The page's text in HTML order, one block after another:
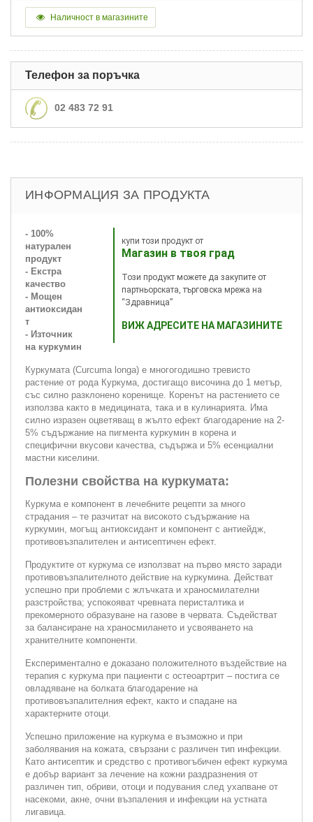
Наличност в магазините
Телефон за поръчка
02 483 72 91
ИНФОРМАЦИЯ ЗА ПРОДУКТА
купи този продукт от
Магазин в твоя град
Този продукт можете да закупите от
партньорската, търговска мрежа на
“Здравница”
ВИЖ АДРЕСИТЕ НА МАГАЗИНИТЕ
- 100%
натурален
продукт
- Екстра
качество
- Мощен
антиоксидан
т
- Източник
на куркумин
Куркумата (Curcuma longa) е многогодишно тревисто
растение от рода Куркума, достигащо височина до 1 метър,
със силно разклонено коренище. Коренът на растението се
използва както в медицината, така и в кулинарията. Има
силно изразен оцветяващ в жълто ефект благодарение на 2-
5% съдържание на пигмента куркумин в корена и
специфични вкусови качества, съдържа и 5% есенциални
мастни киселини.
Полезни свойства на куркумата:
Куркума е компонент в лечебните рецепти за много
страдания – те разчитат на високото съдържание на
куркумин, могъщ антиоксидант и компонент с антиейдж,
противовъзпалителен и антисептичен ефект.
Продуктите от куркума се използват на първо място заради
противовъзпалителното действие на куркумина. Действат
успешно при проблеми с жлъчката и храносмилателни
разстройства; успокояват чревната перисталтика и
прекомерното образуване на газове в червата. Съдействат
за балансиране на храносмилането и усвояването на
хранителните компоненти.
Експериментално е доказано положителното въздействие на
терапия с куркума при пациенти с остеоартрит – постига се
овладяване на болката благодарение на
противовъзпалителния ефект, както и спадане на
характерните отоци.
Успешно приложение на куркума е възможно и при
заболявания на кожата, свързани с различен тип инфекции.
Като антисептик и средство с противогъбичен ефект куркума
е добър вариант за лечение на кожни раздразнения от
различен тип, обриви, отоци и подувания след ухапване от
насекоми, акне, очни възпаления и инфекции на устната
лигавица.